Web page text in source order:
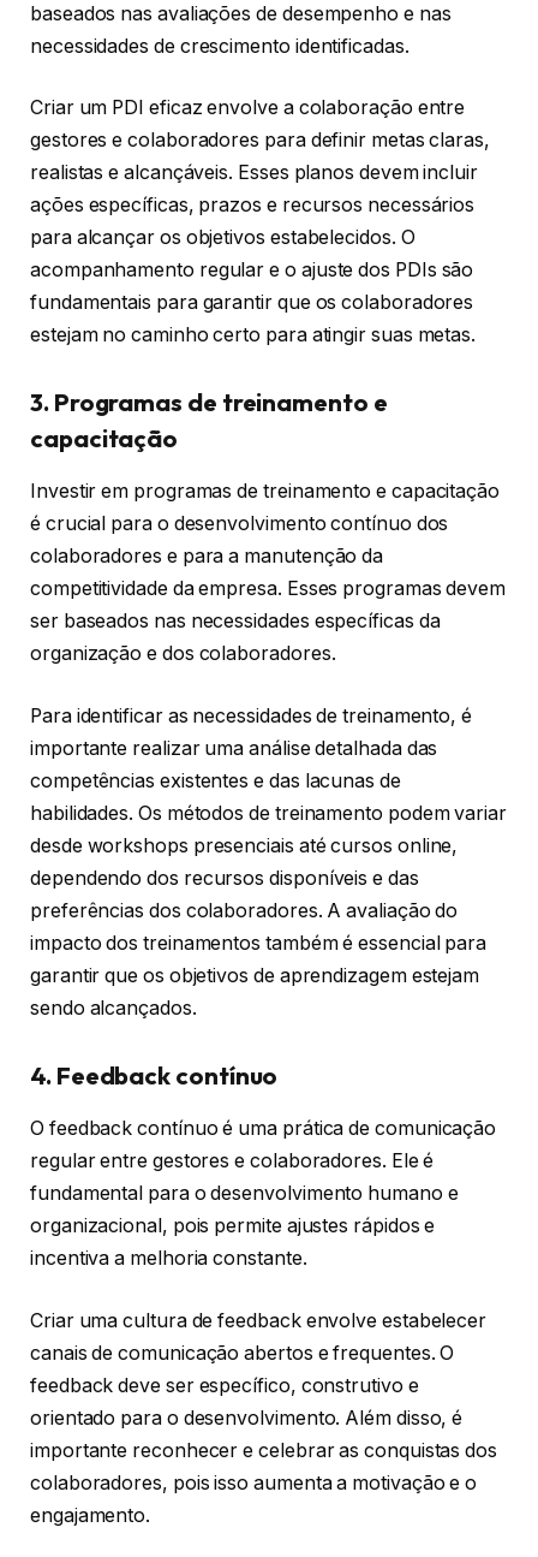
baseados nas avaliações de desempenho e nas
necessidades de crescimento identificadas.
Criar um PDI eficaz envolve a colaboração entre
gestores e colaboradores para definir metas claras,
realistas e alcançáveis. Esses planos devem incluir
ações específicas, prazos e recursos necessários
para alcançar os objetivos estabelecidos. O
acompanhamento regular e o ajuste dos PDIs são
fundamentais para garantir que os colaboradores
estejam no caminho certo para atingir suas metas.
3. Programas de treinamento e
capacitação
Investir em programas de treinamento e capacitação
é crucial para o desenvolvimento contínuo dos
colaboradores e para a manutenção da
competitividade da empresa. Esses programas devem
ser baseados nas necessidades específicas da
organização e dos colaboradores.
Para identificar as necessidades de treinamento, é
importante realizar uma análise detalhada das
competências existentes e das lacunas de
habilidades. Os métodos de treinamento podem variar
desde workshops presenciais até cursos online,
dependendo dos recursos disponíveis e das
preferências dos colaboradores. A avaliação do
impacto dos treinamentos também é essencial para
garantir que os objetivos de aprendizagem estejam
sendo alcançados.
4. Feedback contínuo
O feedback contínuo é uma prática de comunicação
regular entre gestores e colaboradores. Ele é
fundamental para o desenvolvimento humano e
organizacional, pois permite ajustes rápidos e
incentiva a melhoria constante.
Criar uma cultura de feedback envolve estabelecer
canais de comunicação abertos e frequentes. O
feedback deve ser específico, construtivo e
orientado para o desenvolvimento. Além disso, é
importante reconhecer e celebrar as conquistas dos
colaboradores, pois isso aumenta a motivação e o
engajamento.